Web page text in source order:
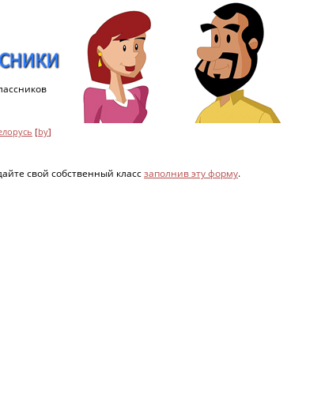
[by]
свой собственный классзаполнив эту форму.